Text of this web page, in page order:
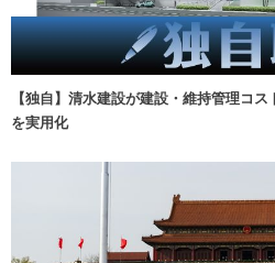
【独自】清水建設が建設・維持管理コ
を実用化